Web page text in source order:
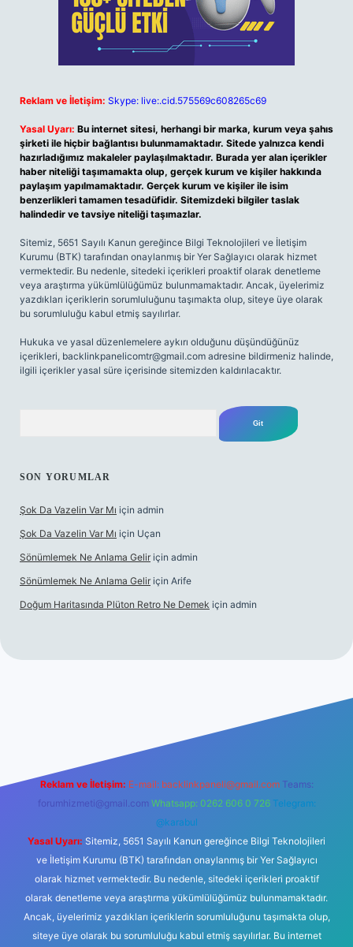
Reklam ve İletişim: Skype: live:.cid.575569c608265c69
Yasal Uyarı: Bu internet sitesi, herhangi bir marka, kurum veya şahıs
şirketi ile hiçbir bağlantısı bulunmamaktadır. Sitede yalnızca kendi
hazırladığımız makaleler paylaşılmaktadır. Burada yer alan içerikler
haber niteliği taşımamakta olup, gerçek kurum ve kişiler hakkında
paylaşım yapılmamaktadır. Gerçek kurum ve kişiler ile isim
benzerlikleri tamamen tesadüfidir. Sitemizdeki bilgiler taslak
halindedir ve tavsiye niteliği taşımazlar.
Sitemiz, 5651 Sayılı Kanun gereğince Bilgi Teknolojileri ve İletişim
Kurumu (BTK) tarafından onaylanmış bir Yer Sağlayıcı olarak hizmet
vermektedir. Bu nedenle, sitedeki içerikleri proaktif olarak denetleme
veya araştırma yükümlülüğümüz bulunmamaktadır. Ancak, üyelerimiz
yazdıkları içeriklerin sorumluluğunu taşımakta olup, siteye üye olarak
bu sorumluluğu kabul etmiş sayılırlar.
Hukuka ve yasal düzenlemelere aykırı olduğunu düşündüğünüz
içerikleri, backlinkpanelicomtr@gmail.com adresine bildirmeniz halinde,
ilgili içerikler yasal süre içerisinde sitemizden kaldırılacaktır.
SON YORUMLAR
Şok Da Vazelin Var Mı için admin
Şok Da Vazelin Var Mı için Uçan
Sönümlemek Ne Anlama Gelir için admin
Sönümlemek Ne Anlama Gelir için Arife
Doğum Haritasında Plüton Retro Ne Demek için admin
Reklam ve İletişim: E-mail: backlinkpaneli@gmail.com Teams:
forumhizmeti@gmail.com Whatsapp: 0262 606 0 726 Telegram:
@karabul
Yasal Uyarı: Sitemiz, 5651 Sayılı Kanun gereğince Bilgi Teknolojileri
ve İletişim Kurumu (BTK) tarafından onaylanmış bir Yer Sağlayıcı
olarak hizmet vermektedir. Bu nedenle, sitedeki içerikleri proaktif
olarak denetleme veya araştırma yükümlülüğümüz bulunmamaktadır.
Ancak, üyelerimiz yazdıkları içeriklerin sorumluluğunu taşımakta olup,
siteye üye olarak bu sorumluluğu kabul etmiş sayılırlar. Bu internet